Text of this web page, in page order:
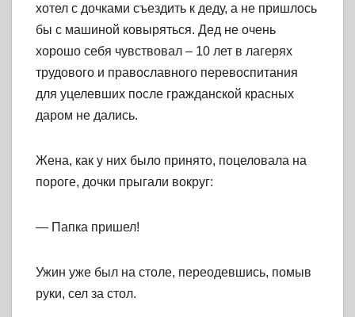
хотел с дочками съездить к деду, а не пришлось
бы с машиной ковыряться. Дед не очень
хорошо себя чувствовал – 10 лет в лагерях
трудового и православного перевоспитания
для уцелевших после гражданской красных
даром не дались.
Жена, как у них было принято, поцеловала на
пороге, дочки прыгали вокруг:
— Папка пришел!
Ужин уже был на столе, переодевшись, помыв
руки, сел за стол.